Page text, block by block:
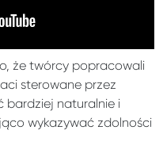
że twórcy popracowali
sterowane przez
bardziej naturalnie i
wykazywać zdolności